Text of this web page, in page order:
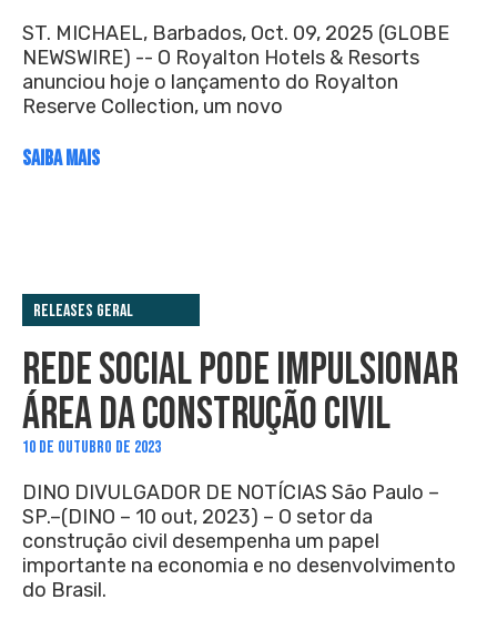
ST. MICHAEL, Barbados, Oct. 09, 2025 (GLOBE
NEWSWIRE) -- O Royalton Hotels & Resorts
anunciou hoje o lançamento do Royalton
Reserve Collection, um novo
SAIBA MAIS
Releases Geral
REDE SOCIAL PODE IMPULSIONAR
ÁREA DA CONSTRUÇÃO CIVIL
10 DE OUTUBRO DE 2023
DINO DIVULGADOR DE NOTÍCIAS São Paulo –
SP.–(DINO – 10 out, 2023) – O setor da
construção civil desempenha um papel
importante na economia e no desenvolvimento
do Brasil.